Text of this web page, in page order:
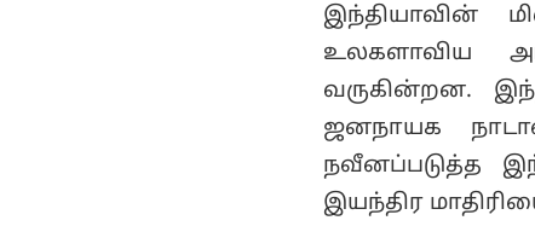
இந்தியாவின்
உலகளாவிய
வருகின்றன.
ஜனநாயக
நவீனப்படுத்த
இயந்திர